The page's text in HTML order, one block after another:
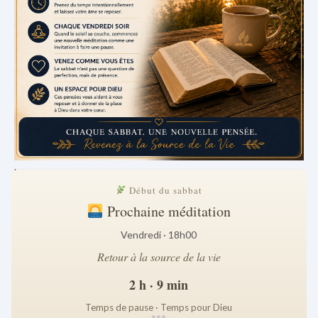
.
Début du sabbat
Prochaine méditation
Vendredi · 18h00
Retour à la source de la vie
2 h · 9 min
Temps de pause · Temps pour Dieu